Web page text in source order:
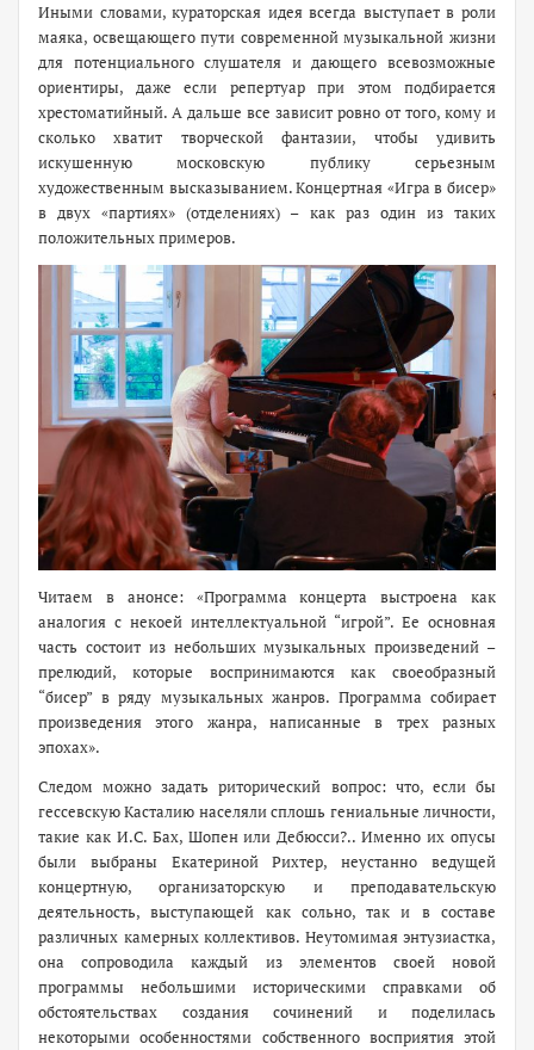
Иными словами, кураторская идея всегда выступает в роли
маяка, освещающего пути современной музыкальной жизни
для потенциального слушателя и дающего всевозможные
ориентиры, даже если репертуар при этом подбирается
хрестоматийный. А дальше все зависит ровно от того, кому и
сколько хватит творческой фантазии, чтобы удивить
искушенную московскую публику серьезным
художественным высказыванием. Концертная «Игра в бисер»
в двух «партиях» (отделениях) – как раз один из таких
положительных примеров.
Читаем в анонсе: «Программа концерта выстроена как
аналогия с некоей интеллектуальной “игрой”. Ее основная
часть состоит из небольших музыкальных произведений –
прелюдий, которые воспринимаются как своеобразный
“бисер” в ряду музыкальных жанров. Программа собирает
произведения этого жанра, написанные в трех разных
эпохах».
Следом можно задать риторический вопрос: что, если бы
гессевскую Касталию населяли сплошь гениальные личности,
такие как И.С. Бах, Шопен или Дебюсси?.. Именно их опусы
были выбраны Екатериной Рихтер, неустанно ведущей
концертную, организаторскую и преподавательскую
деятельность, выступающей как сольно, так и в составе
различных камерных коллективов. Неутомимая энтузиастка,
она сопроводила каждый из элементов своей новой
программы небольшими историческими справками об
обстоятельствах создания сочинений и поделилась
некоторыми особенностями собственного восприятия этой